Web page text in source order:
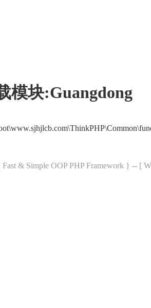
模块:Guangdong
Fast & Simple OOP PHP Framework } -- [